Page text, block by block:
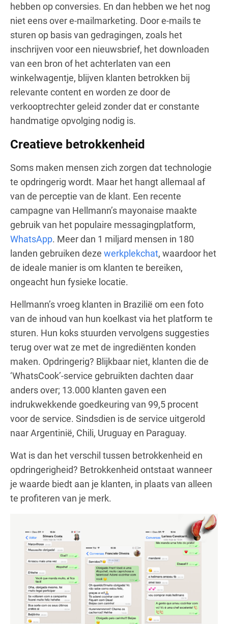
hebben op conversies. En dan hebben we het nog
niet eens over e-mailmarketing. Door e-mails te
sturen op basis van gedragingen, zoals het
inschrijven voor een nieuwsbrief, het downloaden
van een bron of het achterlaten van een
winkelwagentje, blijven klanten betrokken bij
relevante content en worden ze door de
verkooptrechter geleid zonder dat er constante
handmatige opvolging nodig is.
Creatieve betrokkenheid
Soms maken mensen zich zorgen dat technologie
te opdringerig wordt. Maar het hangt allemaal af
van de perceptie van de klant. Een recente
campagne van Hellmann’s mayonaise maakte
gebruik van het populaire messagingplatform,
WhatsApp. Meer dan 1 miljard mensen in 180
landen gebruiken deze werkplekchat, waardoor het
de ideale manier is om klanten te bereiken,
ongeacht hun fysieke locatie.
Hellmann’s vroeg klanten in Brazilië om een foto
van de inhoud van hun koelkast via het platform te
sturen. Hun koks stuurden vervolgens suggesties
terug over wat ze met de ingrediënten konden
maken. Opdringerig? Blijkbaar niet, klanten die de
‘WhatsCook’-service gebruikten dachten daar
anders over; 13.000 klanten gaven een
indrukwekkende goedkeuring van 99,5 procent
voor de service. Sindsdien is de service uitgerold
naar Argentinië, Chili, Uruguay en Paraguay.
Wat is dan het verschil tussen betrokkenheid en
opdringerigheid? Betrokkenheid ontstaat wanneer
je waarde biedt aan je klanten, in plaats van alleen
te profiteren van je merk.